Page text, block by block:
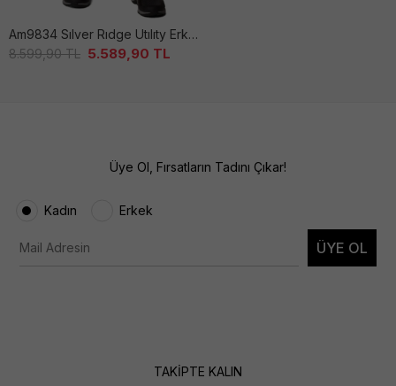
Am9834 Sılver Rıdge Utılıty Erkek Kahverengi̇ Pantolon
8.599,90TL 5.589,90 TL
Üye Ol, Fırsatların Tadını Çıkar!
Kadın Erkek
ÜYE OL
TAKİPTE KALIN